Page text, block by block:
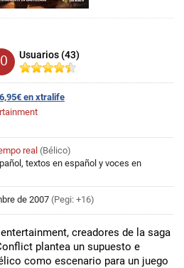
Usuarios (43)
en xtralife
real (Bélico)
textos en español y voces en
de 2007 (Pegi: +16)
creadores de la saga
plantea un supuesto e
como escenario para un juego